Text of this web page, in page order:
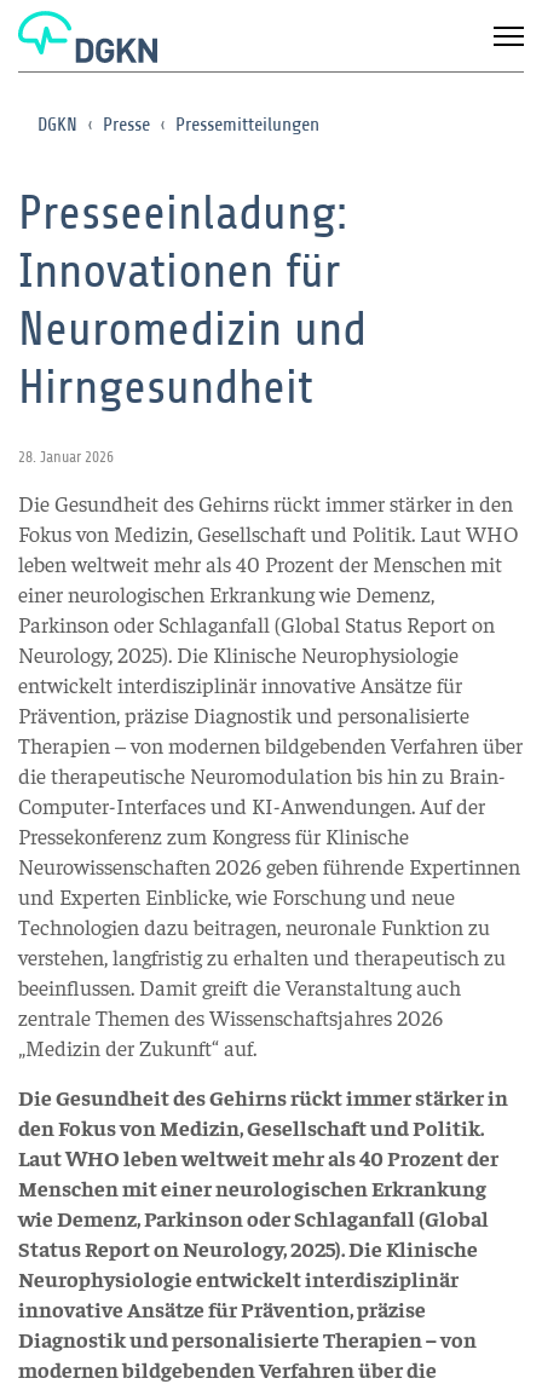
DGKN Presse Pressemitteilungen
Presseeinladung:
Innovationen für
Neuromedizin und
Hirngesundheit
28. Januar 2026
Die Gesundheit des Gehirns rückt immer stärker in den
Fokus von Medizin, Gesellschaft und Politik. Laut WHO
leben weltweit mehr als 40 Prozent der Menschen mit
einer neurologischen Erkrankung wie Demenz,
Parkinson oder Schlaganfall (Global Status Report on
Neurology, 2025). Die Klinische Neurophysiologie
entwickelt interdisziplinär innovative Ansätze für
Prävention, präzise Diagnostik und personalisierte
Therapien – von modernen bildgebenden Verfahren über
die therapeutische Neuromodulation bis hin zu Brain-
Computer-Interfaces und KI-Anwendungen. Auf der
Pressekonferenz zum Kongress für Klinische
Neurowissenschaften 2026 geben führende Expertinnen
und Experten Einblicke, wie Forschung und neue
Technologien dazu beitragen, neuronale Funktion zu
verstehen, langfristig zu erhalten und therapeutisch zu
beeinflussen. Damit greift die Veranstaltung auch
zentrale Themen des Wissenschaftsjahres 2026
„Medizin der Zukunft“ auf.
Die Gesundheit des Gehirns rückt immer stärker in
den Fokus von Medizin, Gesellschaft und Politik.
Laut WHO leben weltweit mehr als 40 Prozent der
Menschen mit einer neurologischen Erkrankung
wie Demenz, Parkinson oder Schlaganfall (Global
Status Report on Neurology, 2025). Die Klinische
Neurophysiologie entwickelt interdisziplinär
innovative Ansätze für Prävention, präzise
Diagnostik und personalisierte Therapien – von
modernen bildgebenden Verfahren über die